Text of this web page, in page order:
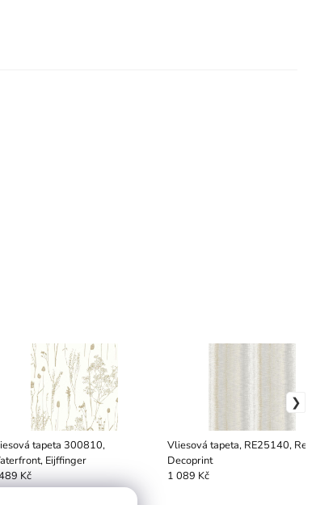
tapeta 300810,
Eijffinger
Kč
Vliesová tapeta, RE25140, Reflect,
Decoprint
1 089 Kč